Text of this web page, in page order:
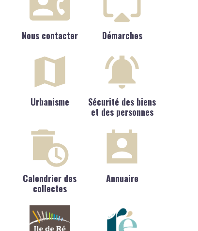
Nous contacter Démarches
Urbanisme
Sécurité des biens
et des personnes
Calendrier des
collectes
Annuaire